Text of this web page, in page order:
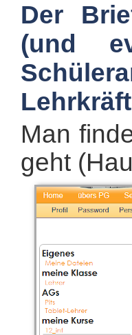
Der
(und
Man
geht